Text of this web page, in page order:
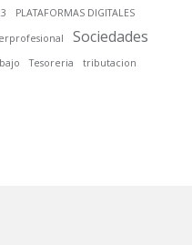
PLATAFORMAS DIGITALES
Sociedades
Tesoreria
tributacion